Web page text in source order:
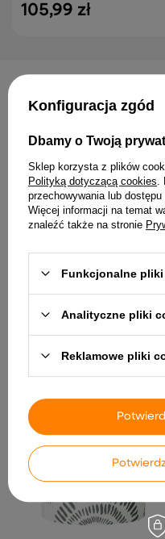
105,99 zł
INNE PRODUKTY
500lm barwa neutralna
6,99 zł
Konfiguracja zgód
Dbamy o Twoją
Sklep korzysta z plików
Polityką dotyczącą cookies
przechowywania lub
Więcej informacji na temat
znaleźć także na stronie
Funkcjonalne
Analityczne pliki
Reklamowe pliki